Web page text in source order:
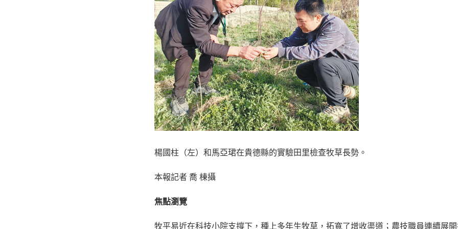
楊國柱（左）和馬亞珺在貴德縣的實驗田里檢查牧草長勢。
本報記者 喬 棟攝
焦點瀏覽
牧平易近在科技小院支撐下，種上多年生牧草，拓寬了增收渠道；農技職員連續展